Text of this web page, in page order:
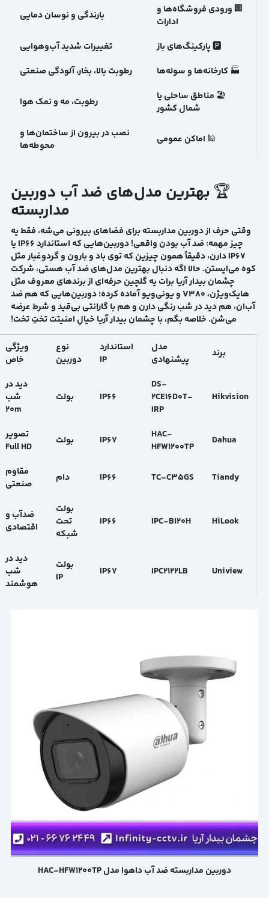
🏢 ورودی فروشگاه‌ها و
ادارات
بارندگی و نوسان دمایی
🅿 پارکینگ‌های باز
تغییرات شدید آب‌وهوایی
🏭 کارخانه‌ها و سوله‌ها
رطوبت بالا، بخار، آلودگی صنعتی
🏖 مناطق ساحلی یا
شمال کشور
رطوبت، مه و نمک هوا
🕌 اماکن عمومی
نصب در بیرون از ساختمان‌ها و
محوطه‌ها
🏆 بهترین مدل‌های ضد آب دوربین
مداربسته
وقتی حرف از دوربین مداربسته برای فضاهای بیرونی می‌شه، فقط یه
چیز مهمه: ضد آب بودن واقعی! دوربین‌هایی که استاندارد IP66 یا
IP67 دارن، دقیقاً همون چیزین که توی باد و بارون و گردوغبار مثل
کوه می‌ایستن. حالا اگه دنبال بهترین مدل‌های ضد آب هستی، شرکت
چشمان بیدار آریا برات یه گلچین حرفه‌ای از برندهای معروف مثل
هایک‌ویژن، V380 و یونی‌ویو آماده کرده؛ دوربین‌هایی که هم ضد
آب‌ان، هم دید در شب رنگی دارن و هم با گارانتی بی‌قید و شرط عرضه
می‌شن. خلاصه بگم، با چشمان بیدار آریا خیالِ امنیتت تختِ تخت!
برند
مدل
پیشنهادی
استاندارد
IP
نوع
دوربین
ویژگی
خاص
Hikvision
DS-
2CE16D0T-
IRP
IP66 بولت
دید در
شب
20m
Dahua
HAC-
HFW1200TP
IP67 بولت
تصویر
Full HD
Tiandy
TC-C35GS
IP66 دام
مقاوم
صنعتی
HiLook
IPC-B120H
IP66
بولت
تحت
شبکه
ضدآب و
اقتصادی
Uniview
IPC2122LB
IP67
بولت
IP
دید در
شب
هوشمند
دوربین مداربسته ضد آب داهوا مدل HAC-HFW1200TP